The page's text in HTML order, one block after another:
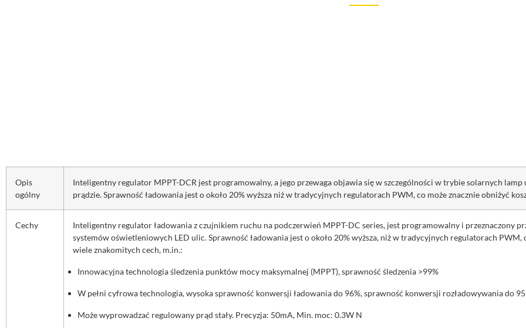
Opis
ogólny
Inteligentny regulator MPPT-DCR jest programowalny, a jego przewaga objawia się w szczególności w trybie solarnych
prądzie. Sprawność ładowania jest o około 20% wyższa niż wtradycyjnych regulatorach PWM, co może znacznie obniżyć
Cechy
Inteligentny regulator ładowania z czujnikiem ruchu na podczerwień MPPT-DC series, jest programowalny i przeznaczony
systemów oświetleniowych LED ulic. Sprawność ładowania jest o około 20% wyższa, niż w tradycyjnych regulatorach PWM,
wiele znakomitych cech, m.in.:
Innowacyjna technologia śledzenia punktów mocy maksymalnej (MPPT), sprawność śledzenia >99%
W pełni cyfrowa technologia, wysoka sprawność konwersji ładowania do 96%, sprawność konwersji rozładowywania do
Może wyprowadzać regulowany prąd stały. Precyzja: 50mA, Min. moc: 0.3W N